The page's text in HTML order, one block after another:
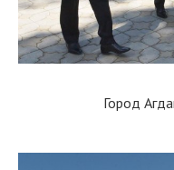
Город